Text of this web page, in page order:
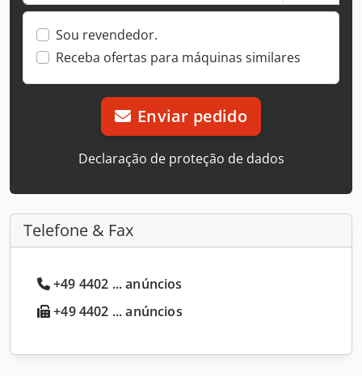
Sou revendedor.
Receba ofertas para máquinas similares
Enviar pedido
Declaração de proteção de dados
Telefone & Fax
+49 4402 ... anúncios
+49 4402 ... anúncios